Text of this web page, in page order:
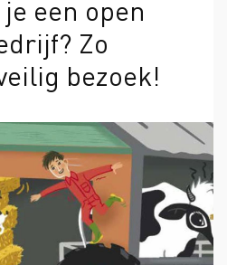
Bloembollenteelt en
(RIE)
Arbopakket seizoenswerker
een open
Zo
bezoek!